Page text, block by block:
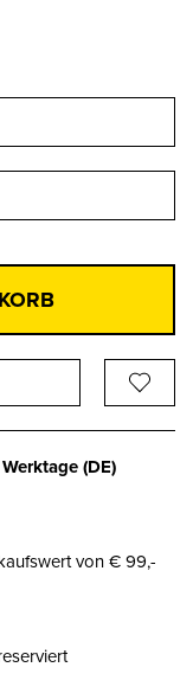
(DE)
von € 99,-